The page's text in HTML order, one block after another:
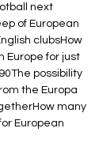
next
of European
clubsHow
Europe for just
possibility
the Europa
many
European